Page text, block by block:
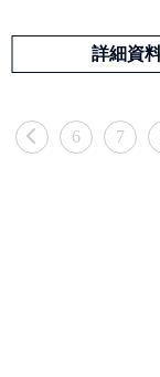
詳細資
6 7